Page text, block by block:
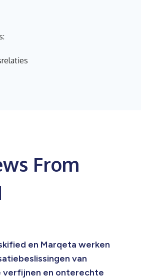
From
en Marqeta werken
van
en onterechte